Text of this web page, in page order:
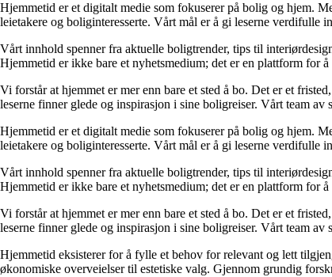
Hjemmetid er et digitalt medie som fokuserer på bolig og hjem.
leietakere og boliginteresserte. Vårt mål er å gi leserne verdifulle
Vårt innhold spenner fra aktuelle boligtrender, tips til
Hjemmetid er ikke bare et nyhetsmedium; det er en plattform for
Vi forstår at hjemmet er mer enn bare et sted å bo. Det er et
leserne finner glede og inspirasjon i sine boligreiser. Vårt team
Hjemmetid er et digitalt medie som fokuserer på bolig og hjem.
leietakere og boliginteresserte. Vårt mål er å gi leserne verdifulle
Vårt innhold spenner fra aktuelle boligtrender, tips til
Hjemmetid er ikke bare et nyhetsmedium; det er en plattform for
Vi forstår at hjemmet er mer enn bare et sted å bo. Det er et
leserne finner glede og inspirasjon i sine boligreiser. Vårt team
Hjemmetid eksisterer for å fylle et behov for relevant og lett
økonomiske overveielser til estetiske valg. Gjennom grundig